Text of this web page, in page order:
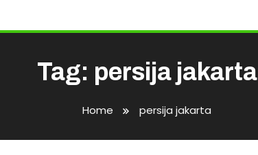
Tag: persija jakarta
Home persija jakarta